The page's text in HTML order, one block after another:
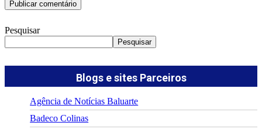
Pesquisar
Pesquisar
Blogs e sites Parceiros
Agência de Notícias Baluarte
Badeco Colinas